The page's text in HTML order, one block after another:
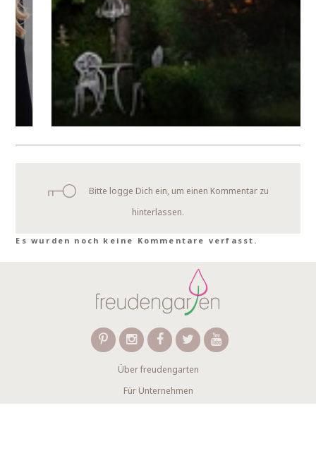
Bitte logge Dich ein, um einen Kommentar zu
hinterlassen.
Es wurden noch keine Kommentare verfasst.
Über freudengarten
Für Unternehmen